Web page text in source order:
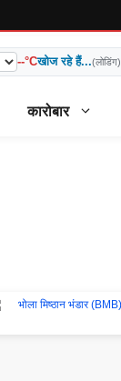
--°Cखोज रहे हैं...(लोडिंग)
कारोबार